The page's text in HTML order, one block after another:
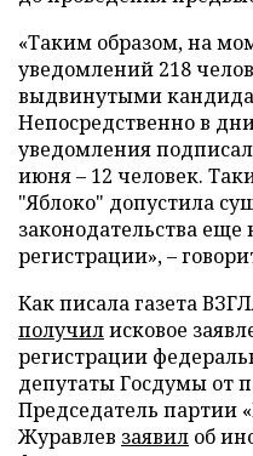
«Таким образом, на
уведомлений 218
выдвинутыми
Непосредственно в
уведомления
июня – 12 человек.
"Яблоко" допустила
законодательства
регистрации», –
Как писала газета
получилисковое
регистрации
депутаты Госдумы от
Председатель партии
Журавлев заявил об